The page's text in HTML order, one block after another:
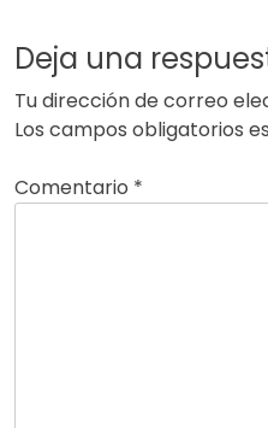
Deja una
Tu dirección de correo
Los campos obligatorios
Comentario *